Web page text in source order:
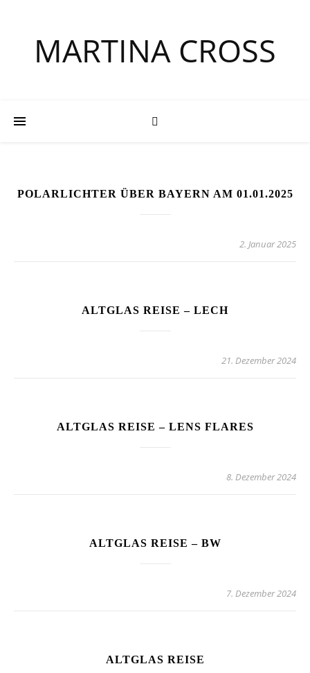
MARTINA CROSS
POLARLICHTER ÜBER BAYERN AM 01.01.2025
2. Januar 2025
ALTGLAS REISE – LECH
21. Dezember 2024
ALTGLAS REISE – LENS FLARES
8. Dezember 2024
ALTGLAS REISE – BW
7. Dezember 2024
ALTGLAS REISE